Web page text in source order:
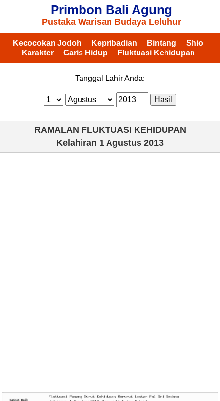
Primbon Bali Agung
Pustaka Warisan Budaya Leluhur
Kecocokan Jodoh Kepribadian Bintang
Shio
Karakter
Garis Hidup Fluktuasi Kehidupan
Tanggal Lahir Anda:
RAMALAN FLUKTUASI KEHIDUPAN
Kelahiran 1 Agustus 2013